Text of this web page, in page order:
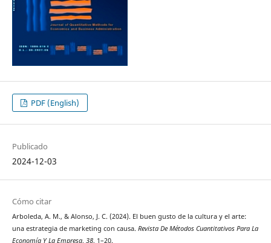
PDF (English)
Publicado
2024-12-03
Cómo citar
Arboleda, A. M., & Alonso, J. C. (2024). El buen gusto de la cultura y el arte:
una estrategia de marketing con causa. Revista De Métodos Cuantitativos Para La
Economía Y La Empresa, 38, 1–20.